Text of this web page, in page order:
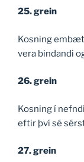
25. grein
Kosning
vera bindandi
26. grein
Kosning í
eftir því sé
27. grein